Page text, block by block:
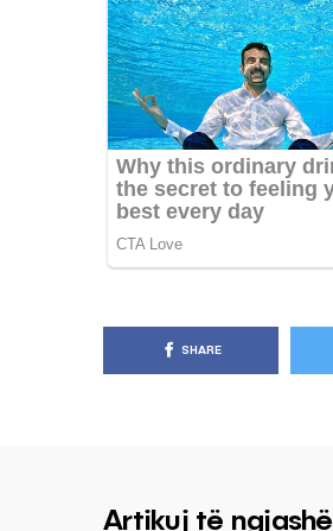
SHARE
Artikuj të